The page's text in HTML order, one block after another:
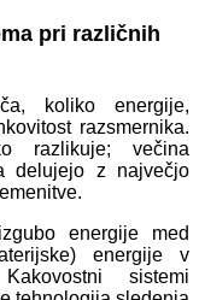
pri različnih
koliko energije,
razsmernika.
razlikuje; večina
delujejo z največjo
energije med
energije v
sistemi